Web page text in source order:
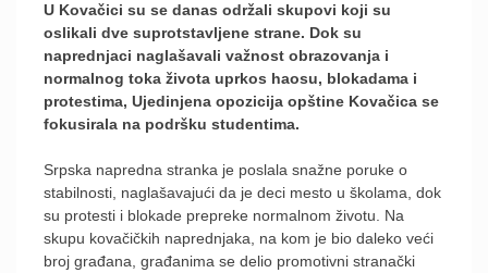
U Kovačici su se danas održali skupovi koji su
oslikali dve suprotstavljene strane. Dok su
naprednjaci naglašavali važnost obrazovanja i
normalnog toka života uprkos haosu, blokadama i
protestima, Ujedinjena opozicija opštine Kovačica se
fokusirala na podršku studentima.
Srpska napredna stranka je poslala snažne poruke o
stabilnosti, naglašavajući da je deci mesto u školama, dok
su protesti i blokade prepreke normalnom životu. Na
skupu kovačičkih naprednjaka, na kom je bio daleko veći
broj građana, građanima se delio promotivni stranački